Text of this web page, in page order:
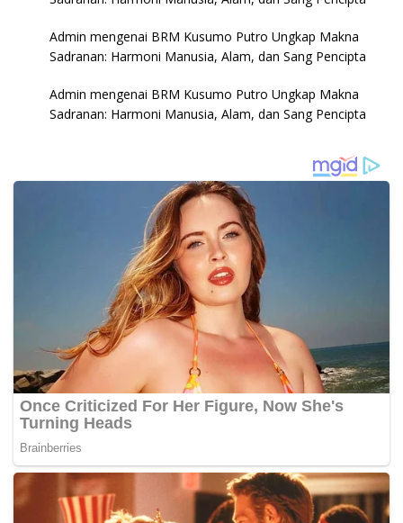
Admin mengenai BRM Kusumo Putro Ungkap Makna
Sadranan: Harmoni Manusia, Alam, dan Sang Pencipta
Admin mengenai BRM Kusumo Putro Ungkap Makna
Sadranan: Harmoni Manusia, Alam, dan Sang Pencipta